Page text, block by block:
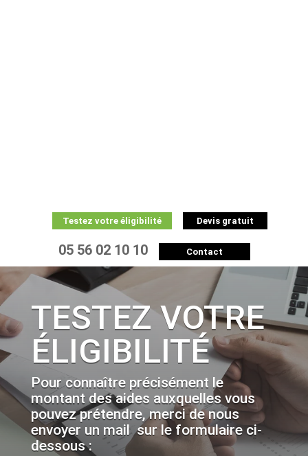
Testez votre éligibilité Devis gratuit
05 56 02 10 10 Contact
TESTEZ VOTRE
ÉLIGIBILITÉ
Pour connaître précisément le
montant des aides auxquelles vous
pouvez prétendre, merci de nous
envoyer un mail sur le formulaire ci-
dessous :